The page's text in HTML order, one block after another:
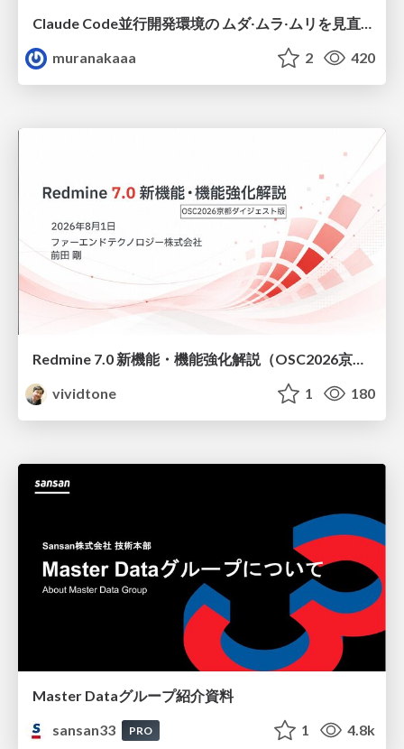
Claude Code並行開発環境の ムダ‧ムラ‧ムリを見直した話
muranakaaa
2 420
Redmine 7.0 新機能・機能強化解説（OSC2026京都ダイジェスト版）
vividtone
1 180
Master Dataグループ紹介資料
sansan33
PRO 1 4.8k